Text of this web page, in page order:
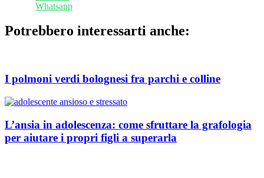
Whatsapp
Potrebbero interessarti anche:
I polmoni verdi bolognesi fra parchi e colline
L’ansia in adolescenza: come sfruttare la grafologia
per aiutare i propri figli a superarla